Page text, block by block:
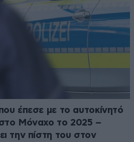
έπεσε με το αυτοκίνητό
Μόναχο το 2025 –
την πίστη του στον